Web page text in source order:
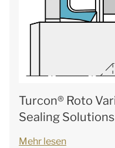
Turcon® Roto
Sealing Solutions
Mehr lesen